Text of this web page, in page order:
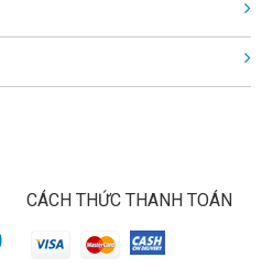
CÁCH THỨC THANH TOÁN